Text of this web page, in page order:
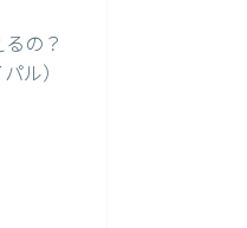
の？
ル）